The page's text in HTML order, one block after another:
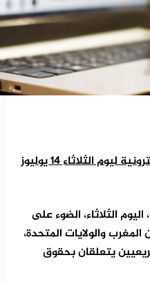
أبرز اهتمامات الصحف الإلكترونية ليوم الثلاثاء 14 يوليوز
الثلاثاء، الضوء على
والولايات المتحدة،
يتعلقان بحقوق